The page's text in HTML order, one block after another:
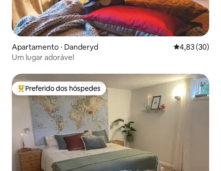
Apartamento ⋅ Danderyd 4,83 de uma
4,83 (30)
Um lugar adorável
Entre os melhores preferidos dos hóspedes
Preferido dos hóspedes